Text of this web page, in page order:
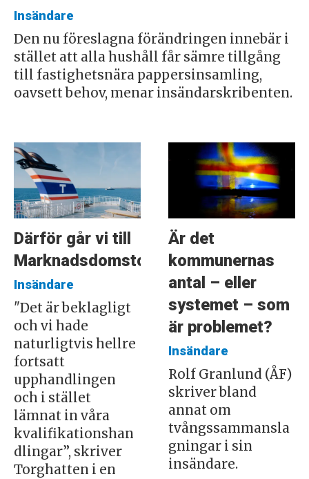
Insändare
Den nu föreslagna förändringen innebär i
stället att alla hushåll får sämre tillgång
till fastighetsnära pappersinsamling,
oavsett behov, menar insändarskribenten.
Därför går vi till
Marknadsdomstolen
Insändare
"Det är beklagligt
och vi hade
naturligtvis hellre
fortsatt
upphandlingen
och i stället
lämnat in våra
kvalifikationshan
dlingar”, skriver
Torghatten i en
Är det
kommunernas
antal – eller
systemet – som
är problemet?
Insändare
Rolf Granlund (ÅF)
skriver bland
annat om
tvångssammansla
gningar i sin
insändare.